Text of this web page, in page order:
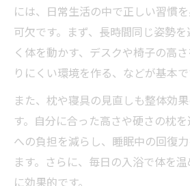
には、日常生活の中で正しい習慣
可欠です。まず、長時間同じ姿勢
く体を動かす、デスクや椅子の高
りにくい環境を作る、などが基本で
また、枕や寝具の見直しも整体効
す。自分に合った高さや硬さの枕
への負担を減らし、睡眠中の回復
ます。さらに、毎日の入浴で体を
に効果的です。